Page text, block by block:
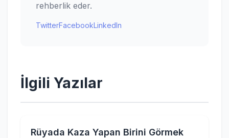
rehberlik eder.
TwitterFacebookLinkedIn
İlgili Yazılar
Rüyada Kaza Yapan Birini Görmek